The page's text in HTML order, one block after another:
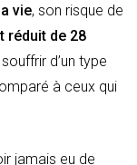
vie, son risque de
réduit de 28
d’un type
à ceux qui
jamais eu de